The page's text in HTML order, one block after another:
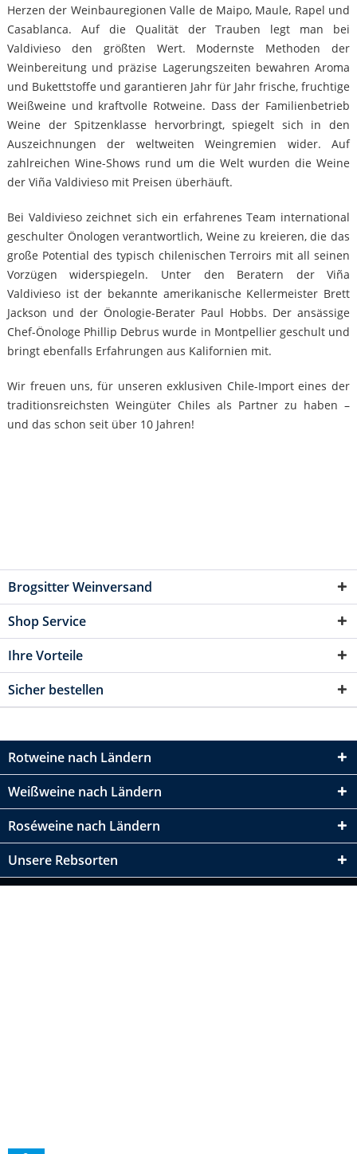
Herzen der Weinbauregionen Valle de Maipo, Maule, Rapel und
Casablanca. Auf die Qualität der Trauben legt man bei
Valdivieso den größten Wert. Modernste Methoden der
Weinbereitung und präzise Lagerungszeiten bewahren Aroma
und Bukettstoffe und garantieren Jahr für Jahr frische, fruchtige
Weißweine und kraftvolle Rotweine. Dass der Familienbetrieb
Weine der Spitzenklasse hervorbringt, spiegelt sich in den
Auszeichnungen der weltweiten Weingremien wider. Auf
zahlreichen Wine-Shows rund um die Welt wurden die Weine
der Viña Valdivieso mit Preisen überhäuft.
Bei Valdivieso zeichnet sich ein erfahrenes Team international
geschulter Önologen verantwortlich, Weine zu kreieren, die das
große Potential des typisch chilenischen Terroirs mit all seinen
Vorzügen widerspiegeln. Unter den Beratern der Viña
Valdivieso ist der bekannte amerikanische Kellermeister Brett
Jackson und der Önologie-Berater Paul Hobbs. Der ansässige
Chef-Önologe Phillip Debrus wurde in Montpellier geschult und
bringt ebenfalls Erfahrungen aus Kalifornien mit.
Wir freuen uns, für unseren exklusiven Chile-Import eines der
traditionsreichsten Weingüter Chiles als Partner zu haben –
und das schon seit über 10 Jahren!
Brogsitter Weinversand
Shop Service
Ihre Vorteile
Sicher bestellen
Rotweine nach Ländern
Weißweine nach Ländern
Roséweine nach Ländern
Unsere Rebsorten